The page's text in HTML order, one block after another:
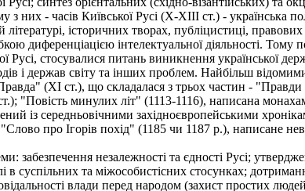
них - часів Київської Русі (Х-XIII ст.) - українська
літературі, історичних творах, публіцистиці,
диференціацією інтелектуальної діяльності. Тому
Русі, стосувалися питань виникнення української
і держав світу та інших проблем. Найбільш
(XI ст.), що складалася з трьох частин -
"Повість минулих літ" (1113-1116), написана
із середньовічними західноєвропейськими
про Ігорів похід" (1185 чи 1187 p.), написане
забезпечення незалежності та єдності Русі;
в суспільних та міжособистісних стосунках;
влади перед народом (захист простих